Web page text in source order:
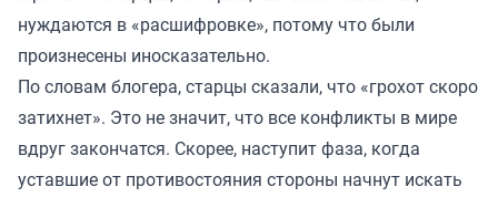
нуждаются в «расшифровке», потому что были
произнесены иносказательно.
По словам блогера, старцы сказали, что «грохот скоро
затихнет». Это не значит, что все конфликты в мире
вдруг закончатся. Скорее, наступит фаза, когда
уставшие от противостояния стороны начнут искать